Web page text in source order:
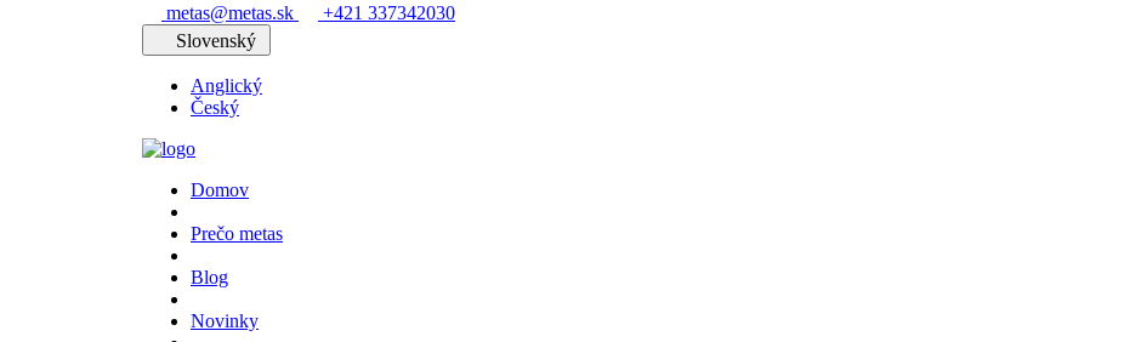
metas@metas.sk
+421 337342030
Slovenský
Anglický
Český
Domov
Prečo metas
Blog
Novinky